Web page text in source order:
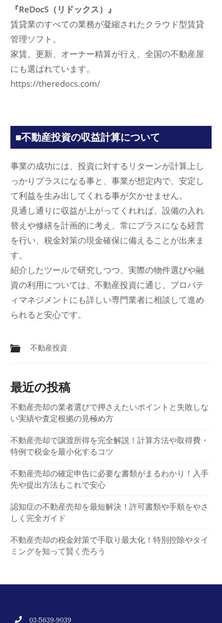
『ReDocS（リドックス）』
賃貸業のすべての業務が凝縮されたクラウド型賃貸
管理ソフト。
家賃、更新、オーナー精算が行え、全国の不動産屋
にも選ばれています。
https://theredocs.com/
■不動産投資の収益計算について
事業の成功には、投資に対するリターンが計算上し
っかりプラスになる事と、事業が想定内で、安定し
て利益を生み出してくれる事が欠かせません。
見通し通りに収益が上がってくれれば、設備の入れ
替えや修繕を計画的に考え、常にプラスになる経営
を行い、税金対策の現金確保に備えることが出来ま
す。
紹介したツールで研究しつつ、実際の物件選びや融
資の利用については、不動産投資に通じ、プロパテ
ィマネジメントにも詳しい専門業者に相談して進め
られると安心です。
不動産投資
最近の投稿
不動産売却の業者選びで押さえたいポイントと失敗しな
い実績や査定根拠の見極め方
不動産売却で譲渡所得を完全解説！計算方法や取得費・
特例で税金を最小化するコツ
不動産売却の確定申告に必要な書類がまるわかり！入手
先や提出方法もこれで安心
認知症の不動産売却を最短解決！許可書類や手順をやさ
しく完全ガイド
不動産売却の税金対策で手取り最大化！特別控除やタイ
ミングを知って賢く売ろう
03-5639-9039